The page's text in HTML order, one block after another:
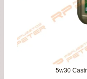
5w30